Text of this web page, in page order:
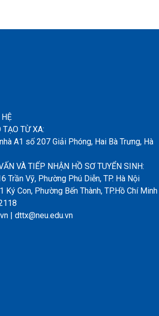
TỪ XA:
A1 số 207 Giải Phóng, Hai Bà Trưng, Hà
VÀ TIẾP NHẬN HỒ SƠ TUYỂN SINH:
Trần Vỹ, Phường Phú Diễn, TP. Hà Nội
Ký Con, Phường Bến Thành, TP.Hồ Chí Minh
| dttx@neu.edu.vn